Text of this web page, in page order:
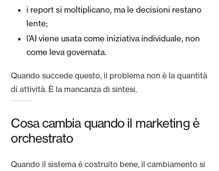
i report si moltiplicano, ma le decisioni restano
lente;
l’AI viene usata come iniziativa individuale, non
come leva governata.
Quando succede questo, il problema non è la quantità
di attività. È la mancanza di sintesi.
Cosa cambia quando il marketing è
orchestrato
Quando il sistema è costruito bene, il cambiamento si